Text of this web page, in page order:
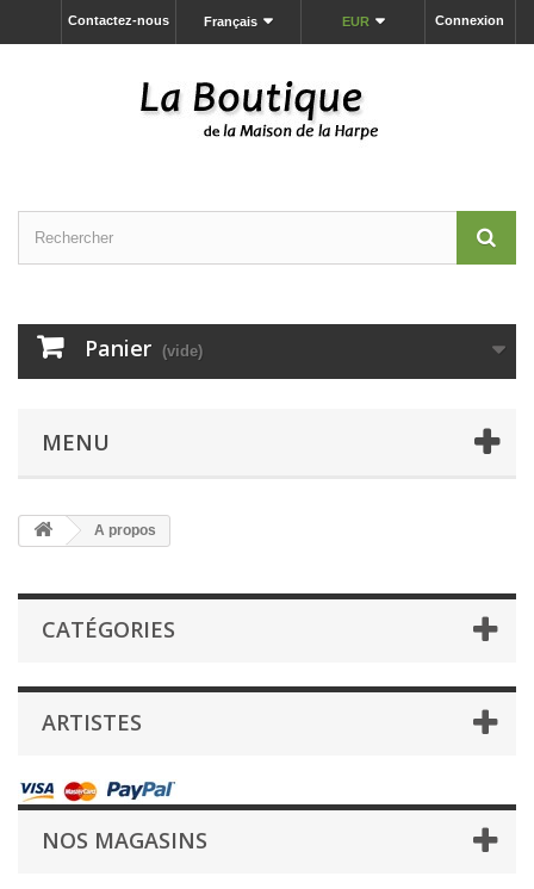
Connexion
EUR
Français
Contactez-nous
Panier (vide)
MENU
A propos
CATÉGORIES
ARTISTES
NOS MAGASINS